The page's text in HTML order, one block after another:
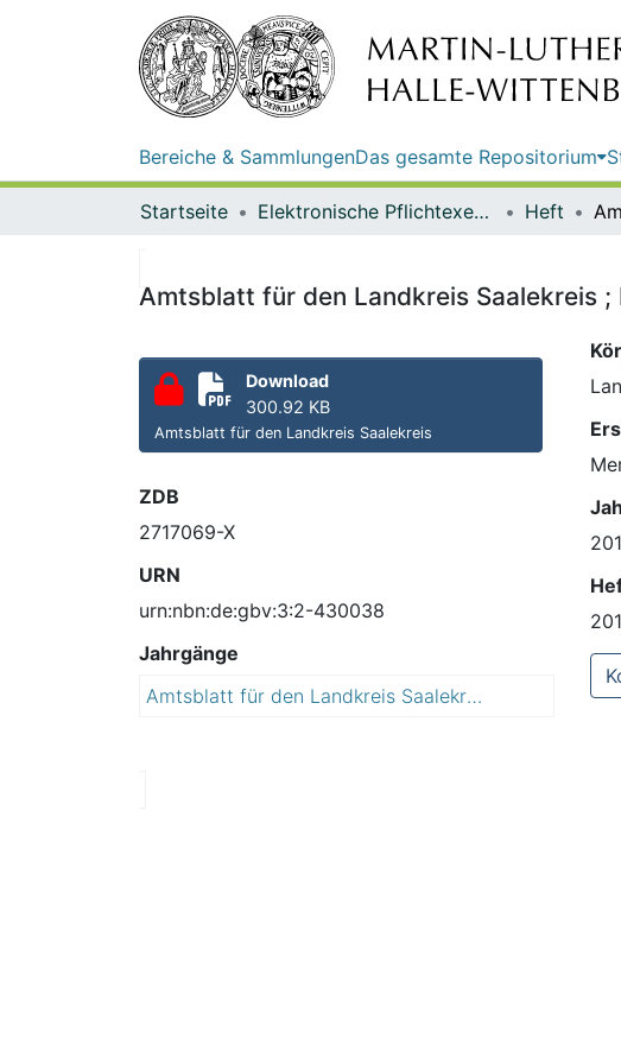
Bereiche & SammlungenDas gesamte Repositorium
Startseite Elektronische Pflichtexemplare Heft
Amtsblatt für den Landkreis Saalekreis ;
Download
300.92 KB
Amtsblatt für den Landkreis Saalekreis
ZDB
2717069-X
URN
urn:nbn:de:gbv:3:2-430038
Jahrgänge
Amtsblatt für den Landkreis Saalekreis